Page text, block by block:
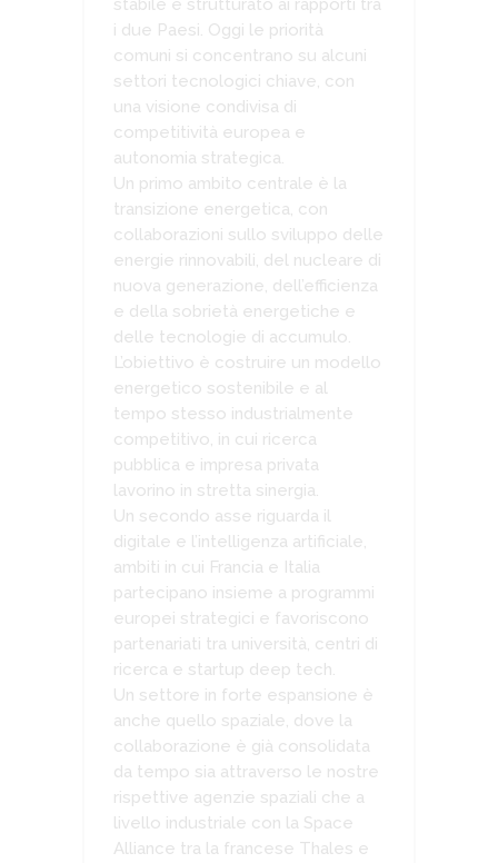
stabile e strutturato ai rapporti tra
i due Paesi. Oggi le priorità
comuni si concentrano su alcuni
settori tecnologici chiave, con
una visione condivisa di
competitività europea e
autonomia strategica.
Un primo ambito centrale è la
transizione energetica, con
collaborazioni sullo sviluppo delle
energie rinnovabili, del nucleare di
nuova generazione, dell’efficienza
e della sobrietà energetiche e
delle tecnologie di accumulo.
L’obiettivo è costruire un modello
energetico sostenibile e al
tempo stesso industrialmente
competitivo, in cui ricerca
pubblica e impresa privata
lavorino in stretta sinergia.
Un secondo asse riguarda il
digitale e l’intelligenza artificiale,
ambiti in cui Francia e Italia
partecipano insieme a programmi
europei strategici e favoriscono
partenariati tra università, centri di
ricerca e startup deep tech.
Un settore in forte espansione è
anche quello spaziale, dove la
collaborazione è già consolidata
da tempo sia attraverso le nostre
rispettive agenzie spaziali che a
livello industriale con la Space
Alliance tra la francese Thales e